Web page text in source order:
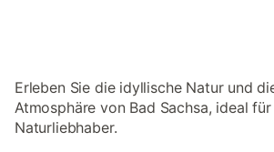
Erleben Sie die idyllische Natur und
Atmosphäre von Bad Sachsa, ideal
Naturliebhaber.